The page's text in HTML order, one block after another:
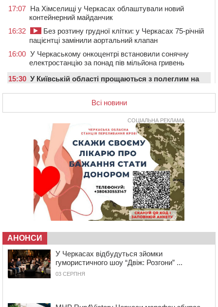
17:07 На Хімселищі у Черкасах облаштували новий
контейнерний майданчик
16:32
Без розтину грудної клітки: у Черкасах 75-річній
пацієнтці замінили аортальний клапан
16:00 У Черкаському онкоцентрі встановили сонячну
електростанцію за понад пів мільйона гривень
15:30 У Київській області прощаються з полеглим на
У Черкасах містяни через нову скляну зупинку і
вирізані дерева потерпають від спеки: Бондаренко
обіцяє масштабне озеленення
Провокував конфлікт і зачинився в автівці: у ТЦК
прокоментували скандал із затриманням
чоловіка у Тальному
У Тальному працівники ТЦК вибили вікно і
витягли з автівки чоловіка (ВІДЕО)
На Звенигородщині чоловік до смерті побив 82-
річного односельця
У Черкасах СБУ викрила прокремлівську
агітаторку, яка закликала до захоплення України
12:50 “Як сказати дитині, що тато загинув?”: для
вихователів Черкащини запускають серію унікальних
тренінгів
Всі новини
СОЦІАЛЬНА РЕКЛАМА
АНОНСИ
У Черкасах відбудуться зйомки
гумористичного шоу “Двіж: Розгони” ...
03 СЕРПНЯ